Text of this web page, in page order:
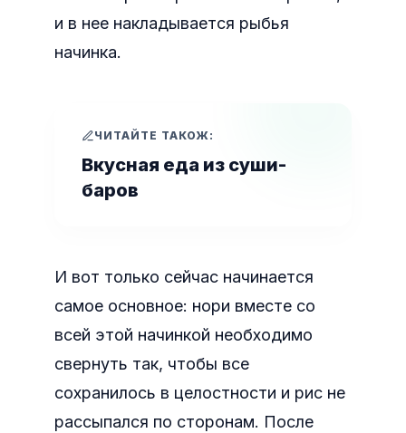
и в нее накладывается рыбья
начинка.
ЧИТАЙТЕ ТАКОЖ:
Вкусная еда из суши-
баров
И вот только сейчас начинается
самое основное: нори вместе со
всей этой начинкой необходимо
свернуть так, чтобы все
сохранилось в целостности и рис не
рассыпался по сторонам. После